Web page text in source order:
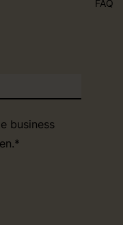
business
*
FAQ